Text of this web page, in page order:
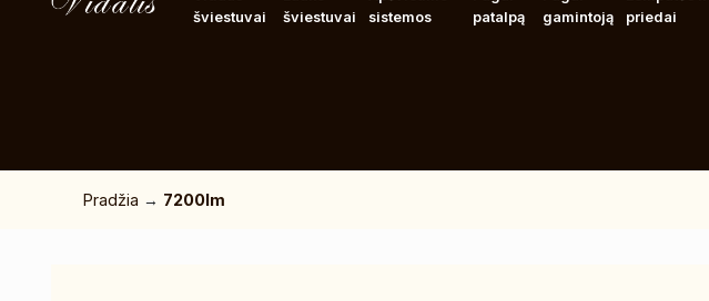
šviestuvai
šviestuvai
sistemos
patalpą
gamintoją
priedai
Pradžia → 7200lm